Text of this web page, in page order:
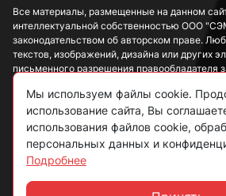
Все материалы, размещенные на данном
интеллектуальной собственностью ООО
законодательством об авторском праве.
текстов, изображений, дизайна или других
письменного разрешения правообладателя
Информация, представленная на сайте,
ознакомительный характер и не может
публичная оферта в соответствии со ст. 437
Политика конфиденциальности
Согласие на обработку данных
Мы используем файлы cookie.
использование сайта, Вы
использования файлов cookie,
персональных данных и
Подробнее